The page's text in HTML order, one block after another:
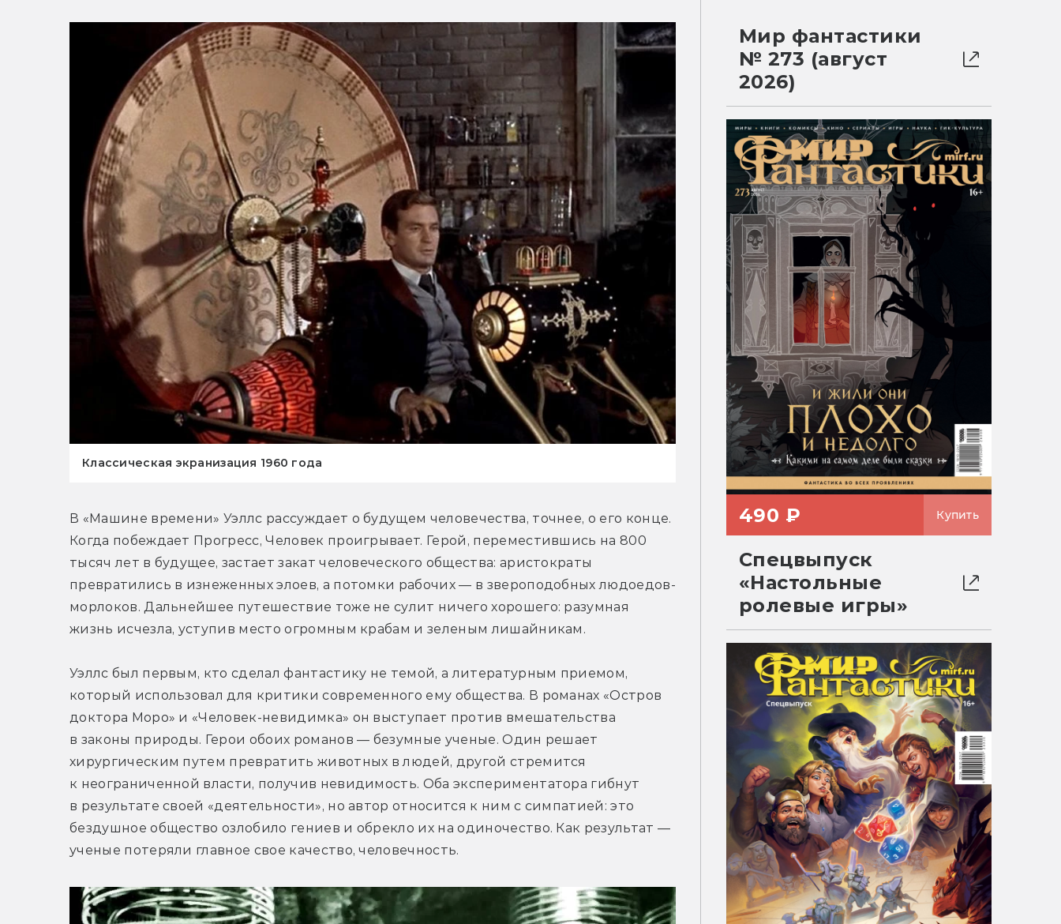
Классическая экранизация 1960 года
В «Машине времени» Уэллс рассуждает о будущем человечества, точнее, о его конце.
Когда побеждает Прогресс, Человек проигрывает. Герой, переместившись на 800
тысяч лет в будущее, застает закат человеческого общества: аристократы
превратились в изнеженных элоев, а потомки рабочих — в звероподобных людоедов-
морлоков. Дальнейшее путешествие тоже не сулит ничего хорошего: разумная
жизнь исчезла, уступив место огромным крабам и зеленым лишайникам.
Уэллс был первым, кто сделал фантастику не темой, а литературным приемом,
который использовал для критики современного ему общества. В романах «Остров
доктора Моро» и «Человек-невидимка» он выступает против вмешательства
в законы природы. Герои обоих романов — безумные ученые. Один решает
хирургическим путем превратить животных в людей, другой стремится
к неограниченной власти, получив невидимость. Оба экспериментатора гибнут
в результате своей «деятельности», но автор относится к ним с симпатией: это
бездушное общество озлобило гениев и обрекло их на одиночество. Как результат —
ученые потеряли главное свое качество, человечность.
Мир фантастики
№ 273 (август
2026)
490 ₽ Купить
Спецвыпуск
«Настольные
ролевые игры»